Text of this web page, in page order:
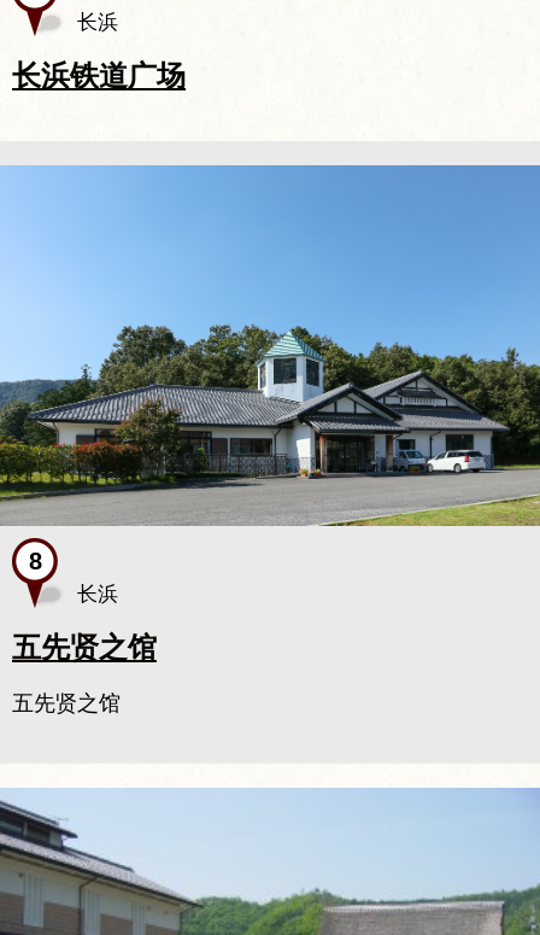
长浜
长浜铁道广场
长浜
五先贤之馆
五先贤之馆